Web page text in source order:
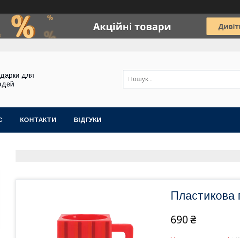
для
КОНТАКТИ ВІДГУКИ
Пластикова
690 ₴